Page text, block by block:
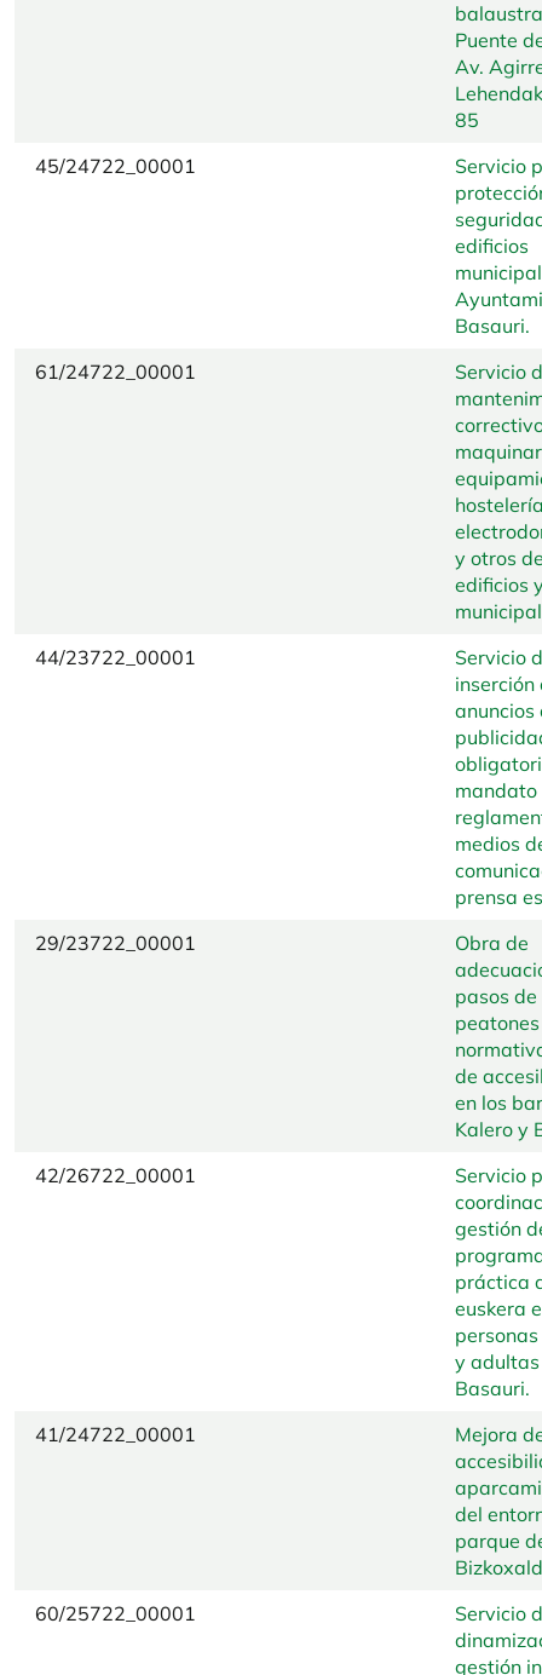
Puente
Av.
85
45/24722_00001
Servicio
edificios
Basauri.
61/24722_00001
Servicio
y otros
edificios
44/23722_00001
Servicio
inserción
anuncios
mandato
medios
prensa
29/23722_00001
Obra de
pasos de
de
en los
Kalero y
42/26722_00001
Servicio
gestión
práctica
euskera
y
Basauri.
41/24722_00001
Mejora
del
parque
60/25722_00001
Servicio
gestión